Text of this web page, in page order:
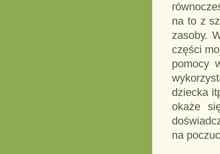
na to z
zasoby.
części
pomocy
dziecka
okaże
na